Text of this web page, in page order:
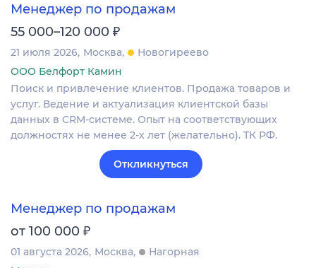
Менеджер по продажам
55 000–120 000 ₽
21 июля 2026 Москва
Новогиреево
ООО Белфорт Камин
Поиск и привлечение клиентов. Продажа товаров и
услуг. Ведение и актуализация клиентской базы
данных в CRM‐системе. Опыт на соответствующих
должностях не менее 2-х лет (желательно). ТК РФ.
Откликнуться
Менеджер по продажам
от 100 000 ₽
01 августа 2026 Москва
Нагорная